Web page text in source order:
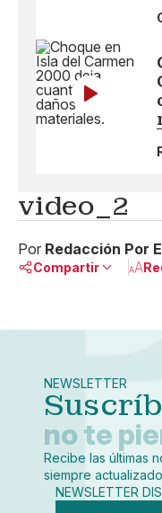
video_2
Por Redacción Por
Compartir
Copiar enlace
NEWSLETTER
no te
Recibe las últimas
siempre
NEWSLETTER